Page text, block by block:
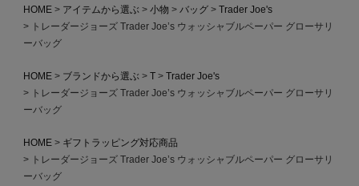
HOME アイテムから選ぶ 小物 バッグ
Trader Joe's
トレーダージョーズ Trader Joe’s ウォッシャブルペーパー グローサリ
ーバッグ
HOME ブランドから選ぶ T
Trader Joe's
トレーダージョーズ Trader Joe’s ウォッシャブルペーパー グローサリ
ーバッグ
HOME
ギフトラッピング対応商品
トレーダージョーズ Trader Joe’s ウォッシャブルペーパー グローサリ
ーバッグ